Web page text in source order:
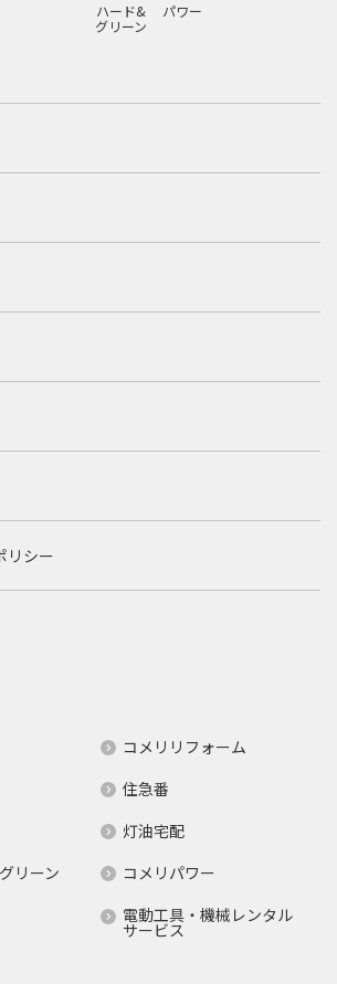
ハード&
グリーン
パワー
リシー
コメリリフォーム
住急番
灯油宅配
リーン
コメリパワー
電動工具・機械レンタル
サービス